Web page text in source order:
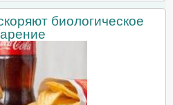
биологическое